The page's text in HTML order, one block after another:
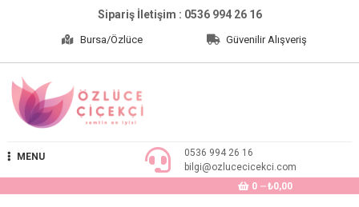
Sipariş İletişim : 0536 994 26 16
Bursa/Özlüce Güvenilir Alışveriş
Özlüce Çiçekçi
MENU
0536 994 26 16
bilgi@ozlucecicekci.com
0
₺0,00